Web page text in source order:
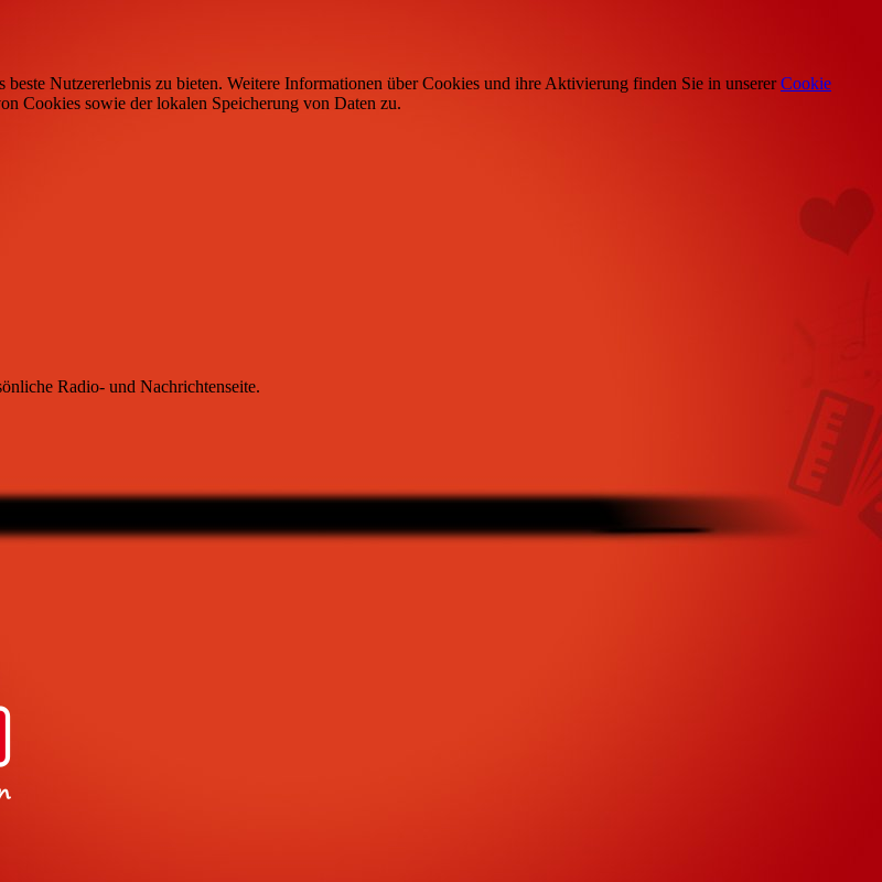
Nutzererlebnis zu bieten. Weitere Informationen über Cookies und ihre Aktivierung finden Sie in unsererCookie
Cookies sowie der lokalen Speicherung von Daten zu.
Radio- und Nachrichtenseite.